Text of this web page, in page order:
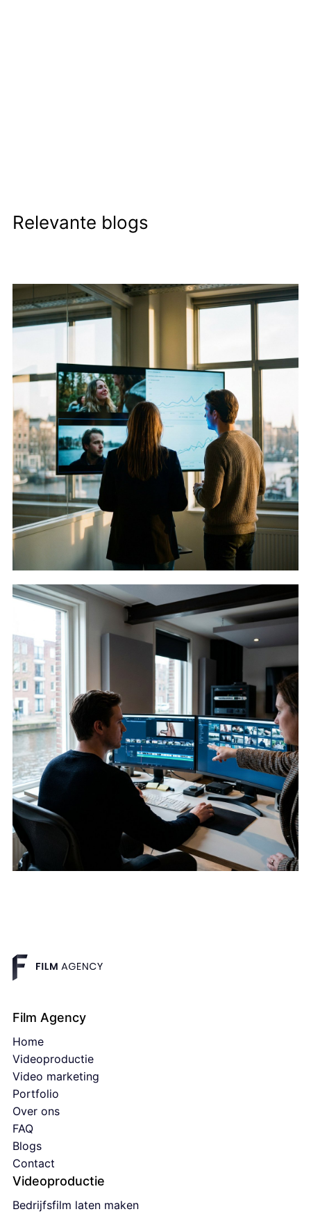
Relevante blogs
Brand en performance video
Lees verder
Film Agency
Home
Videoproductie
Video marketing
Portfolio
Over ons
FAQ
Blogs
Contact
Videoproductie
Bedrijfsfilm laten maken